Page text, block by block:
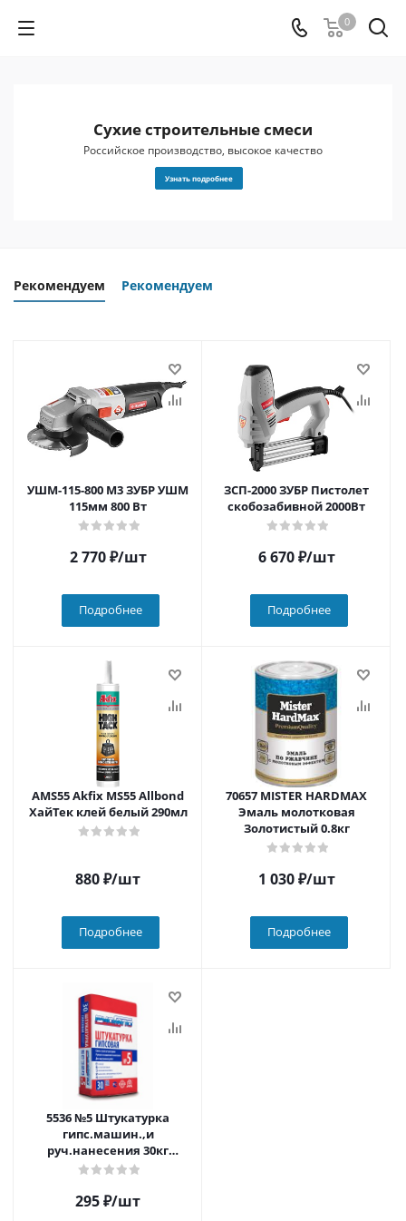
0
Сухие строительные смеси
Российское производство, высокое качество
Узнать подробнее
Рекомендуем Рекомендуем
УШМ-115-800 М3 ЗУБР УШМ
115мм 800 Вт
2 770₽/шт
Подробнее
ЗСП-2000 ЗУБР Пистолет
скобозабивной 2000Вт
6 670₽/шт
Подробнее
AMS55 Akfix MS55 Allbond
ХайТек клей белый 290мл
880₽/шт
Подробнее
70657 MISTER HARDMAX
Эмаль молотковая
Золотистый 0.8кг
1 030₽/шт
Подробнее
5536 №5 Штукатурка
гипс.машин.,и
руч.нанесения 30кг
(50шт./пал)
295₽/шт